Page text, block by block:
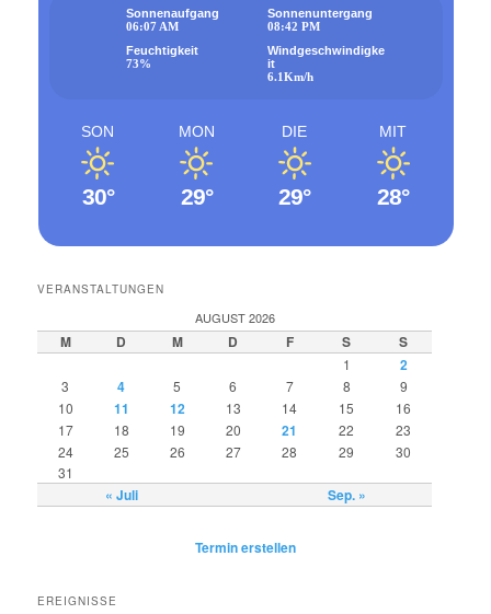
Sonnenaufgang
06:07 AM
Sonnenuntergang
08:42 PM
Feuchtigkeit
73%
Windgeschwindigke
it
6.1Km/h
SON
30°
MON
29°
DIE
29°
MIT
28°
VERANSTALTUNGEN
AUGUST 2026
M D M D F S S
1 2
3 4 5 6 7 8
9
10
11 12 13 14 15
16
17
18 19 20 21 22
23
24
25 26 27 28 29
30
31
« Juli Sep. »
Termin erstellen
EREIGNISSE